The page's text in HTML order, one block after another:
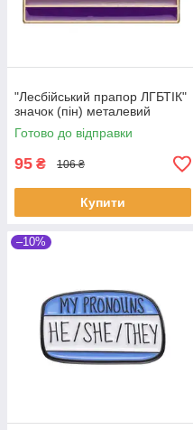
"Лесбійський прапор ЛГБТІК"
значок (пін) металевий
Готово до відправки
95 ₴ 106 ₴
Купити
–10%